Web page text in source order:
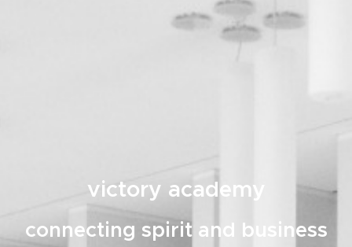
victory academy
connecting spirit and business